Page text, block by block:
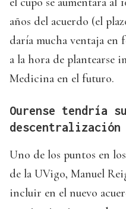
años del acuerdo (el
daría mucha ventaja en
a la hora de plantearse
Medicina en el futuro.
Ourense tendría
descentralización
Uno de los puntos en
de la UVigo, Manuel
incluir en el nuevo